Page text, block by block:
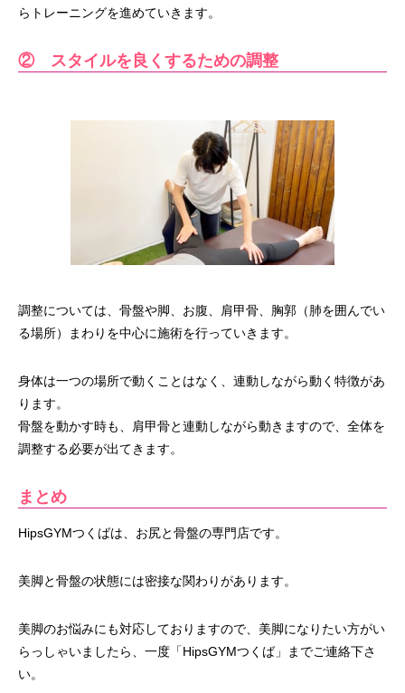
らトレーニングを進めていきます。
② スタイルを良くするための調整
調整については、骨盤や脚、お腹、肩甲骨、胸郭（肺を囲んでい
る場所）まわりを中心に施術を行っていきます。
身体は一つの場所で動くことはなく、連動しながら動く特徴があ
ります。
骨盤を動かす時も、肩甲骨と連動しながら動きますので、全体を
調整する必要が出てきます。
まとめ
HipsGYMつくばは、お尻と骨盤の専門店です。
美脚と骨盤の状態には密接な関わりがあります。
美脚のお悩みにも対応しておりますので、美脚になりたい方がい
らっしゃいましたら、一度「HipsGYMつくば」までご連絡下さ
い。